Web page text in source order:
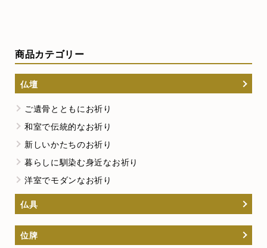
商品カテゴリー
仏壇
ご遺骨とともにお祈り
和室で伝統的なお祈り
新しいかたちのお祈り
暮らしに馴染む身近なお祈り
洋室でモダンなお祈り
仏具
位牌